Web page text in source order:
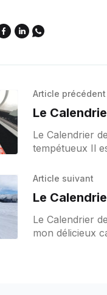
Article précédent
Le
Le Calendrier
tempétueux Il
matinée. 25
Article suivant
Le
Le Calendrier
mon délicieux